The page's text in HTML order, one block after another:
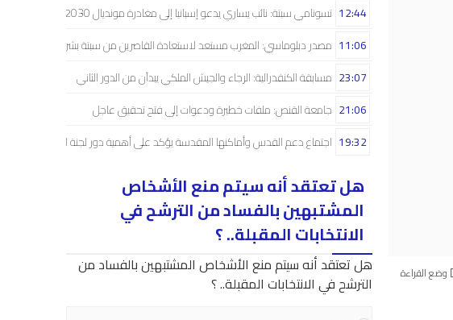
وضع القراءة
تسونامي سبتة: نائب يساري يدعو إسبانيا إلى مغادرة مونديال 2030 12:44
مصدر دبلوماسي: المغرب مستعد لاستعادة القاصرين من سبتة بشراكة إسبانية 11:06
مسابقة الكنفدرالية: الرجاء والجيش الملكي يبدآن من الدور الثاني 23:07
جامعة القنص: ملفات خطيرة ودعوات إلى فتح تحقيق عاجل 21:06
اجتماع دعم القدس وأماكنها المقدسة يؤكد على أهمية دور لجنة القدس 19:32
هل تعتقد أنه سيتم منع الأشخاص
المشتبهين بالفساد من الترشح في
الانتخابات المقبلة.. ؟
هل تعتقد أنه سيتم منع الأشخاص المشتبهين بالفساد من
الترشح في الانتخابات المقبلة.. ؟